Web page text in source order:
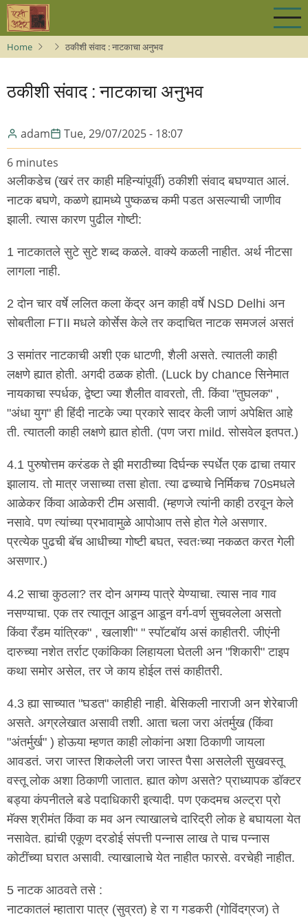
Skip
main
content
Home ठकीशी संवाद : नाटकाचा अनुभव
ठकीशी संवाद : नाटकाचा अनुभव
adam
Tue, 29/07/2025 - 18:07
6 minutes
अलीकडेच (खरं तर काही महिन्यांपूर्वी) ठकीशी संवाद बघण्यात आलं.
नाटक बघणे, कळणे ह्यामध्ये पुष्कळच कमी पडत असल्याची जाणीव
झाली. त्यास कारण पुढील गोष्टी:
1 नाटकातले सुटे सुटे शब्द कळले. वाक्ये कळली नाहीत. अर्थ नीटसा
लागला नाही.
2 दोन चार वर्षे ललित कला केंद्र अन काही वर्षे NSD Delhi अन
सोबतीला FTII मधले कोर्सेस केले तर कदाचित नाटक समजलं असतं
3 समांतर नाटकाची अशी एक धाटणी, शैली असते. त्यातली काही
लक्षणे ह्यात होती. अगदी ठळक होती. (Luck by chance सिनेमात
नायकाचा स्पर्धक, द्वेष्टा ज्या शैलीत वावरतो, ती. किंवा "तुघलक" ,
"अंधा युग" ही हिंदी नाटके ज्या प्रकारे सादर केली जाणं अपेक्षित आहे
ती. त्यातली काही लक्षणे ह्यात होती. (पण जरा mild. सोसवेल इतपत.)
4.1 पुरुषोत्तम करंडक ते झी मराठीच्या दिर्घन्क स्पर्धेत एक ढाचा तयार
झालाय. तो मात्र जसाच्या तसा होता. त्या ढच्याचे निर्मिकच 70sमधले
आळेकर किंवा आळेकरी टीम असावी. (म्हणजे त्यांनी काही ठरवून केले
नसावे. पण त्यांच्या प्रभावामुळे आपोआप तसे होत गेले असणार.
प्रत्येक पुढची बॅच आधीच्या गोष्टी बघत, स्वतःच्या नकळत करत गेली
असणार.)
4.2 साचा कुठला? तर दोन अगम्य पात्रे येण्याचा. त्यास नाव गाव
नसण्याचा. एक तर त्यातून आडून आडून वर्ग-वर्ण सुचवलेला असतो
किंवा रँडम यांत्रिक" , खलाशी" " स्पॉटबॉय असं काहीतरी. जीएंनी
दारुच्या नशेत तर्राट एकांकिका लिहायला घेतली अन "शिकारी" टाइप
कथा समोर असेल, तर जे काय होईल तसं काहीतरी.
4.3 ह्या साच्यात "घडत" काहीही नाही. बेसिकली नाराजी अन शेरेबाजी
असते. अग्रलेखात असावी तशी. आता चला जरा अंतर्मुख (किंवा
"अंतर्मुर्ख" ) होऊया म्हणत काही लोकांना अशा ठिकाणी जायला
आवडतं. जरा जास्त शिकलेली जरा जास्त पैसा असलेली सुखवस्तू
वस्तू लोक अशा ठिकाणी जातात. ह्यात कोण असते? प्राध्यापक डॉक्टर
बड्या कंपनीतले बडे पदाधिकारी इत्यादी. पण एकदमच अल्ट्रा प्रो
मॅक्स श्रीमंत किंवा क मव अन त्याखालचे दारिद्री लोक हे बघायला येत
नसावेत. ह्यांची एकूण दरडोई संपत्ती पन्नास लाख ते पाच पन्नास
कोटींच्या घरात असावी. त्याखालाचे येत नाहीत फारसे. वरचेही नाहीत.
5 नाटक आठवते तसे :
नाटकातलं म्हातारा पात्र (सुव्रत) हे रा ग गडकरी (गोविंदग्रज) ते